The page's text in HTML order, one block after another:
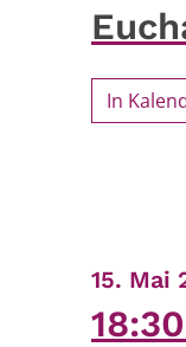
In
15. Mai
18:30